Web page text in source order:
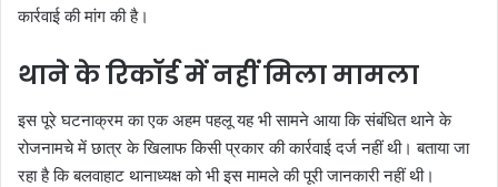
कार्रवाई की मांग की है।
थाने के रिकॉर्ड में नहीं मिला मामला
इस पूरे घटनाक्रम का एक अहम पहलू यह भी सामने आया कि संबंधित थाने के
रोजनामचे में छात्र के खिलाफ किसी प्रकार की कार्रवाई दर्ज नहीं थी। बताया जा
रहा है कि बलवाहाट थानाध्यक्ष को भी इस मामले की पूरी जानकारी नहीं थी।